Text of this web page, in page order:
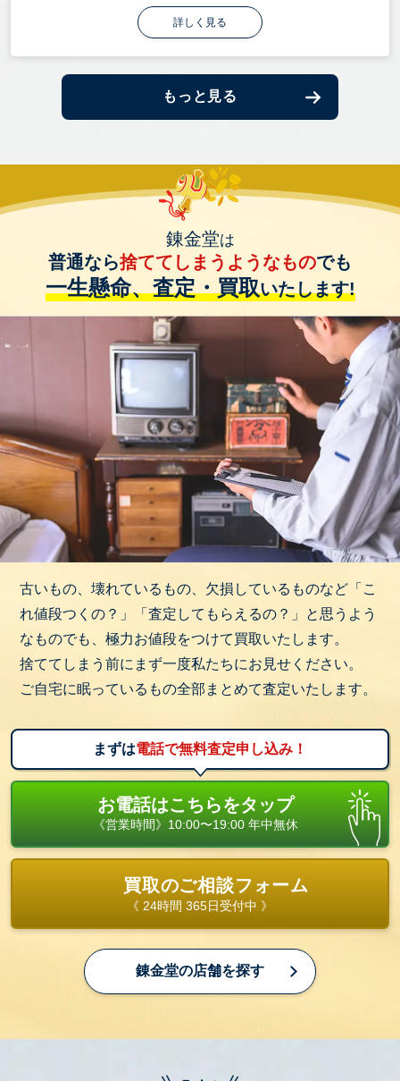
詳しく見る
もっと見る
錬金堂は
普通なら捨ててしまうようなものでも
一生懸命、査定・買取いたします!
古いもの、壊れているもの、欠損しているものなど「こ
れ値段つくの？」「査定してもらえるの？」と思うよう
なものでも、極力お値段をつけて買取いたします。
捨ててしまう前にまず一度私たちにお見せください。
ご自宅に眠っているもの全部まとめて査定いたします。
まずは電話で無料査定申し込み！
お電話はこちらをタップ
《営業時間》10:00〜19:00 年中無休
買取のご相談フォーム
《 24時間 365日受付中 》
錬金堂の店舗を探す